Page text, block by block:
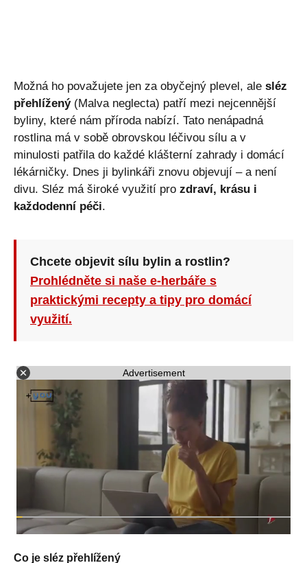
Možná ho považujete jen za obyčejný plevel, ale sléz
přehlížený(Malva neglecta) patří mezi nejcennější
byliny, které nám příroda nabízí. Tato nenápadná
rostlina má v sobě obrovskou léčivou sílu a v
minulosti patřila do každé klášterní zahrady i domácí
lékárničky. Dnes ji bylinkáři znovu objevují – a není
divu. Sléz má široké využití pro zdraví, krásu i
každodenní péči.
Chcete objevit sílu bylin a rostlin?
Prohlédněte si naše e-herbáře s
praktickými recepty a tipy pro domácí
využití.
Advertisement
Co je sléz přehlížený